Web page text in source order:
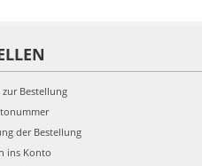
Bestellung
der Bestellung
ins Konto